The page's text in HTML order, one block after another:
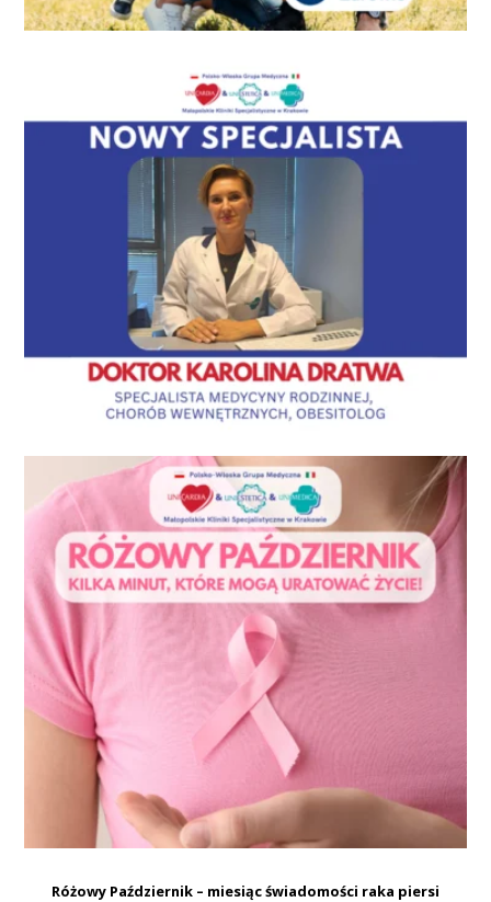
Zadbaj bezpłatnie o swoje Zdrowie w naszej Przychodni!
Nowy Specjalista – Pani Doktor Karolina Dratwa
Aktualności
Różowy Październik – miesiąc świadomości raka piersi